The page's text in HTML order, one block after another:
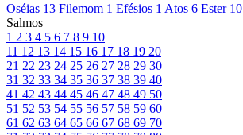
Oséias 13 Filemom 1 Efésios 1 Atos 6 Ester 10
Salmos
1 2 3 4 5 6 7 8 9 10
11 12 13 14 15 16 17 18 19 20
21 22 23 24 25 26 27 28 29 30
31 32 33 34 35 36 37 38 39 40
41 42 43 44 45 46 47 48 49 50
51 52 53 54 55 56 57 58 59 60
61 62 63 64 65 66 67 68 69 70